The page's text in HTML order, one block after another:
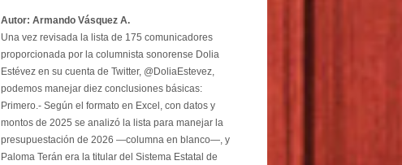
Autor: Armando Vásquez A.
Una vez revisada la lista de 175 comunicadores
proporcionada por la columnista sonorense Dolia
Estévez en su cuenta de Twitter, @DoliaEstevez,
podemos manejar diez conclusiones básicas:
Primero.- Según el formato en Excel, con datos y
montos de 2025 se analizó la lista para manejar la
presupuestación de 2026 —columna en blanco—, y
Paloma Terán era la titular del Sistema Estatal de